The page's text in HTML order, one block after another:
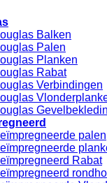
Balken
Palen
Planken
Rabat
Verbindingen
palen
Rabat